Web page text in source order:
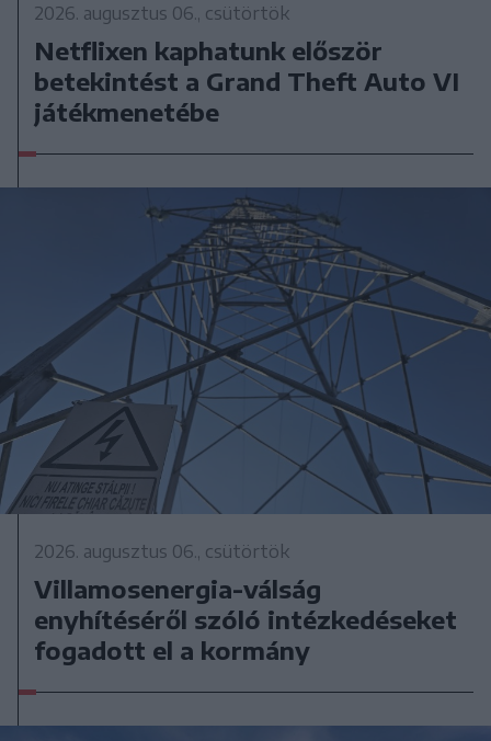
2026. augusztus 06., csütörtök
Netflixen kaphatunk először
betekintést a Grand Theft Auto VI
játékmenetébe
2026. augusztus 06., csütörtök
Villamosenergia-válság
enyhítéséről szóló intézkedéseket
fogadott el a kormány